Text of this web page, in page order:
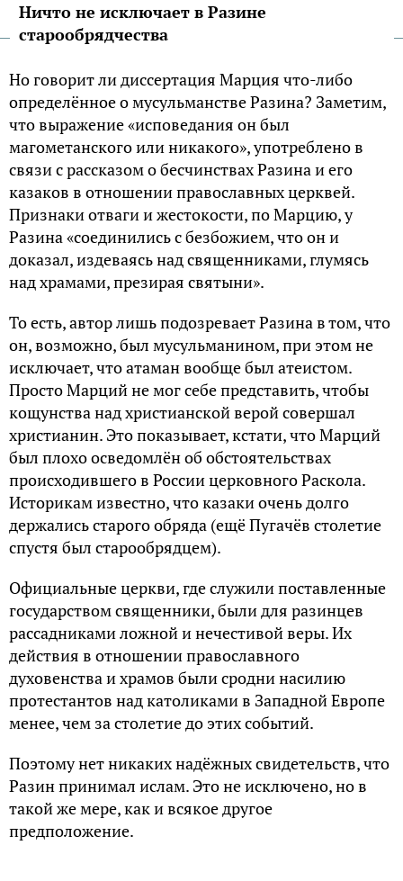
Ничто не исключает в Разине
старообрядчества
Но говорит ли диссертация Марция что-либо
определённое о мусульманстве Разина? Заметим,
что выражение «исповедания он был
магометанского или никакого», употреблено в
связи с рассказом о бесчинствах Разина и его
казаков в отношении православных церквей.
Признаки отваги и жестокости, по Марцию, у
Разина «соединились с безбожием, что он и
доказал, издеваясь над священниками, глумясь
над храмами, презирая святыни».
То есть, автор лишь подозревает Разина в том, что
он, возможно, был мусульманином, при этом не
исключает, что атаман вообще был атеистом.
Просто Марций не мог себе представить, чтобы
кощунства над христианской верой совершал
христианин. Это показывает, кстати, что Марций
был плохо осведомлён об обстоятельствах
происходившего в России церковного Раскола.
Историкам известно, что казаки очень долго
держались старого обряда (ещё Пугачёв столетие
спустя был старообрядцем).
Официальные церкви, где служили поставленные
государством священники, были для разинцев
рассадниками ложной и нечестивой веры. Их
действия в отношении православного
духовенства и храмов были сродни насилию
протестантов над католиками в Западной Европе
менее, чем за столетие до этих событий.
Поэтому нет никаких надёжных свидетельств, что
Разин принимал ислам. Это не исключено, но в
такой же мере, как и всякое другое
предположение.